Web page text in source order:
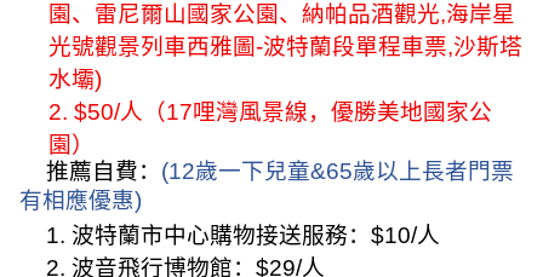
園、雷尼爾山國家公園、納帕品酒觀光,海岸星
光號觀景列車西雅圖-波特蘭段單程車票,沙斯塔
水壩)
2. $50/人（17哩灣風景線，優勝美地國家公
園）
推薦自費： (12歲一下兒童&65歲以上長者門票
有相應優惠)
1. 波特蘭市中心購物接送服務： $10/人
2. 波音飛行博物館： $29/人